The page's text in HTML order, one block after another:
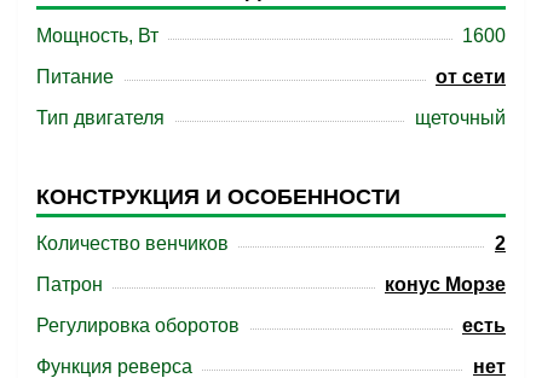
Мощность, Вт
1600
Питание
от сети
Тип двигателя
щеточный
КОНСТРУКЦИЯ И ОСОБЕННОСТИ
Количество венчиков
2
Патрон
конус Морзе
Регулировка оборотов
есть
Функция реверса
нет